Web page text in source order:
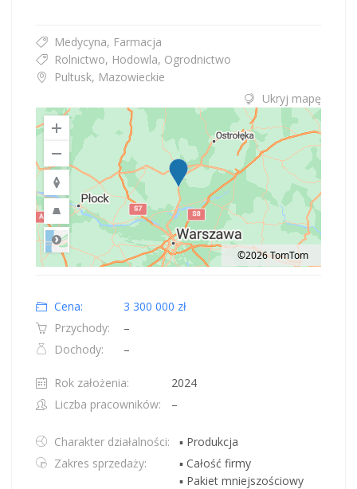
Medycyna, Farmacja
Rolnictwo, Hodowla, Ogrodnictwo
Pultusk, Mazowieckie
Ukryj mapę
Road
©2026 TomTom
Cena:
3 300 000 zł
Przychody:
–
Dochody:
–
Rok założenia:
2024
Liczba pracowników:
–
Charakter działalności:
▪ Produkcja
Zakres sprzedaży:
▪ Całość firmy
▪ Pakiet mniejszościowy